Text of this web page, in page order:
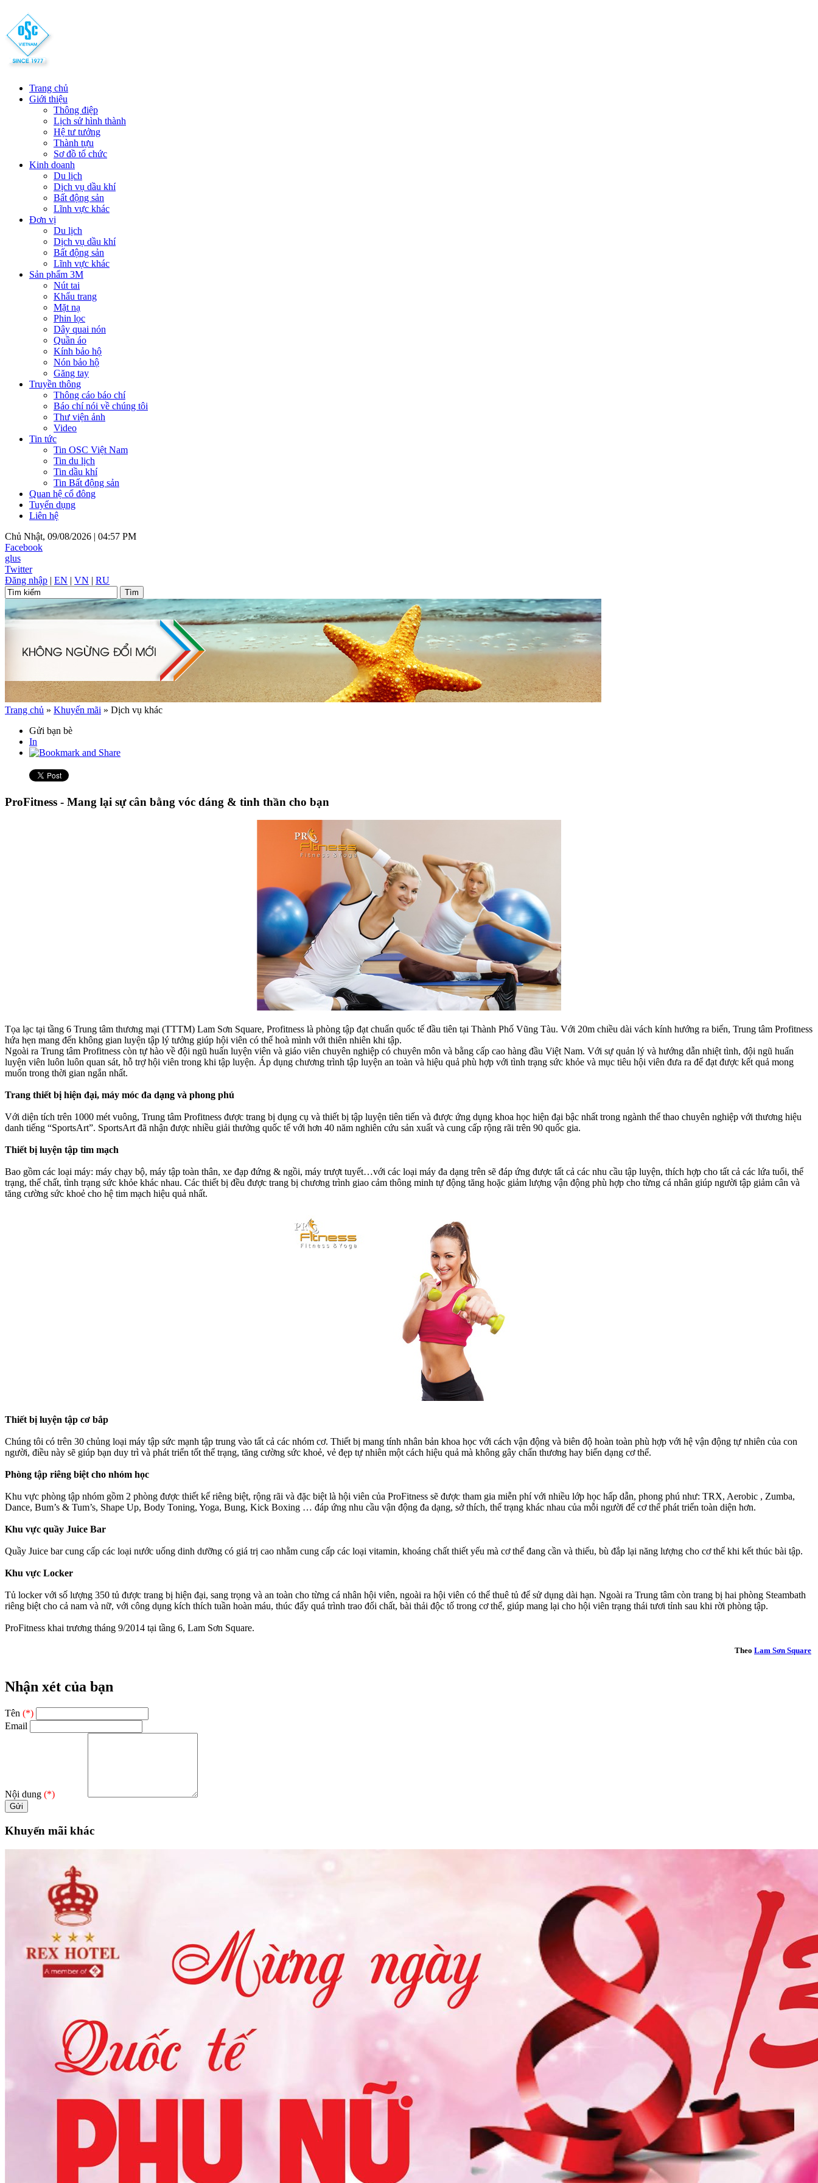
Trang chủ
Giới thiệu
Thông điệp
Lịch sử hình thành
Hệ tư tưởng
Thành tựu
Sơ đồ tổ chức
Kinh doanh
Du lịch
Dịch vụ dầu khí
Bất động sản
Lĩnh vực khác
Đơn vị
Du lịch
Dịch vụ dầu khí
Bất động sản
Lĩnh vực khác
Sản phẩm 3M
Nút tai
Khẩu trang
Mặt nạ
Phin lọc
Dây quai nón
Quần áo
Kính bảo hộ
Nón bảo hộ
Găng tay
Truyền thông
Thông cáo báo chí
Báo chí nói về chúng tôi
Thư viện ảnh
Video
Tin tức
Tin OSC Việt Nam
Tin du lịch
Tin dầu khí
Tin Bất động sản
Quan hệ cổ đông
Tuyển dụng
Liên hệ
Chủ Nhật, 09/08/2026 | 04:57 PM
Facebook
glus
Twitter
Đăng nhập | EN | VN | RU
Trang chủ » Khuyến mãi » Dịch vụ khác
Gửi bạn bè
In
ProFitness - Mang lại sự cân bằng vóc dáng & tinh thần cho bạn
Tọa lạc tại tầng 6 Trung tâm thương mại (TTTM) Lam Sơn Square, Profitness là phòng tập đạt chuẩn quốc tế đầu tiên tại Thành Phố Vũng Tàu. Với 20m chiều dài vách kính hướng ra biển, Trung tâm Profitness
hứa hẹn mang đến không gian luyện tập lý tưởng giúp hội viên có thể hoà mình với thiên nhiên khi tập.
Ngoài ra Trung tâm Profitness còn tự hào về đội ngũ huấn luyện viên và giáo viên chuyên nghiệp có chuyên môn và bằng cấp cao hàng đầu Việt Nam. Với sự quản lý và hướng dẫn nhiệt tình, đội ngũ huấn
luyện viên luôn luôn quan sát, hỗ trợ hội viên trong khi tập luyện. Áp dụng chương trình tập luyện an toàn và hiệu quả phù hợp với tình trạng sức khỏe và mục tiêu hội viên đưa ra để đạt được kết quả mong
muốn trong thời gian ngắn nhất.
Trang thiết bị hiện đại, máy móc đa dạng và phong phú
Với diện tích trên 1000 mét vuông, Trung tâm Profitness được trang bị dụng cụ và thiết bị tập luyện tiên tiến và được ứng dụng khoa học hiện đại bậc nhất trong ngành thể thao chuyên nghiệp với thương hiệu
danh tiếng “SportsArt”. SportsArt đã nhận được nhiều giải thưởng quốc tế với hơn 40 năm nghiên cứu sản xuất và cung cấp rộng rãi trên 90 quốc gia.
Thiết bị luyện tập tim mạch
Bao gồm các loại máy: máy chạy bộ, máy tập toàn thân, xe đạp đứng & ngồi, máy trượt tuyết…với các loại máy đa dạng trên sẽ đáp ứng được tất cả các nhu cầu tập luyện, thích hợp cho tất cả các lứa tuổi, thể
trạng, thể chất, tình trạng sức khỏe khác nhau. Các thiết bị đều được trang bị chương trình giao cảm thông minh tự động tăng hoặc giảm lượng vận động phù hợp cho từng cá nhân giúp người tập giảm cân và
tăng cường sức khoẻ cho hệ tim mạch hiệu quả nhất.
Thiết bị luyện tập cơ bắp
Chúng tôi có trên 30 chủng loại máy tập sức mạnh tập trung vào tất cả các nhóm cơ. Thiết bị mang tính nhân bản khoa học với cách vận động và biên độ hoàn toàn phù hợp với hệ vận động tự nhiên của con
người, điều này sẽ giúp bạn duy trì và phát triển tốt thể trạng, tăng cường sức khoẻ, vẻ đẹp tự nhiên một cách hiệu quả mà không gây chấn thương hay biến dạng cơ thể.
Phòng tập riêng biệt cho nhóm học
Khu vực phòng tập nhóm gồm 2 phòng được thiết kế riêng biệt, rộng rãi và đặc biệt là hội viên của ProFitness sẽ được tham gia miễn phí với nhiều lớp học hấp dẫn, phong phú như: TRX, Aerobic , Zumba,
Dance, Bum’s & Tum’s, Shape Up, Body Toning, Yoga, Bung, Kick Boxing … đáp ứng nhu cầu vận động đa dạng, sở thích, thể trạng khác nhau của mỗi người để cơ thể phát triển toàn diện hơn.
Khu vực quầy Juice Bar
Quầy Juice bar cung cấp các loại nước uống dinh dưỡng có giá trị cao nhằm cung cấp các loại vitamin, khoáng chất thiết yếu mà cơ thể đang cần và thiếu, bù đắp lại năng lượng cho cơ thể khi kết thúc bài tập.
Khu vực Locker
Tủ locker với số lượng 350 tủ được trang bị hiện đại, sang trọng và an toàn cho từng cá nhân hội viên, ngoài ra hội viên có thể thuê tủ để sử dụng dài hạn. Ngoài ra Trung tâm còn trang bị hai phòng Steambath
riêng biệt cho cả nam và nữ, với công dụng kích thích tuần hoàn máu, thúc đẩy quá trình trao đổi chất, bài thải độc tố trong cơ thể, giúp mang lại cho hội viên trạng thái tươi tỉnh sau khi rời phòng tập.
ProFitness khai trương tháng 9/2014 tại tầng 6, Lam Sơn Square.
Theo Lam Sơn Square
Nhận xét của bạn
Tên (*)
Email
Nội dung (*)
Khuyến mãi khác